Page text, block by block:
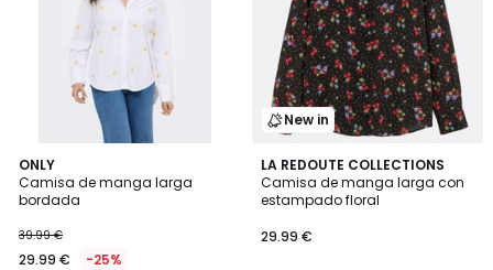
ONLY
Camisa de manga larga
bordada
39.99 €
29.99 € -25%
4
/
5
2
Colores
New in
LA REDOUTE COLLECTIONS
Camisa de manga larga con
estampado floral
29.99 €